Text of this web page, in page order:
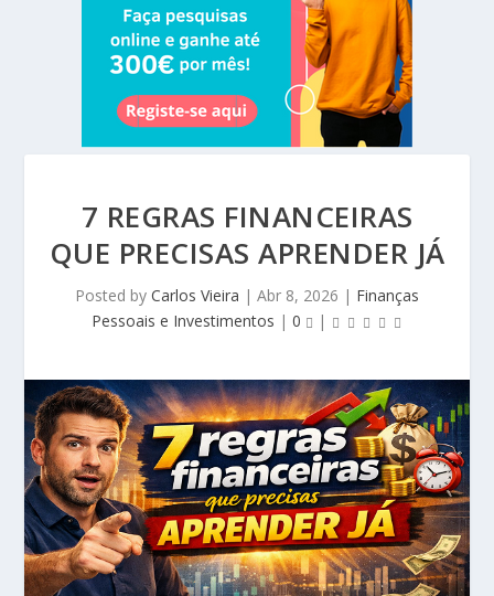
7 REGRAS FINANCEIRAS
QUE PRECISAS APRENDER JÁ
Posted by Carlos Vieira | Abr 8, 2026 | Finanças
Pessoais e Investimentos | 0 |